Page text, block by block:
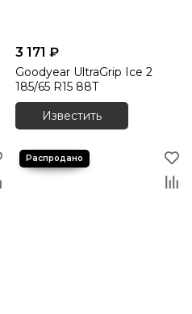
3 171 ₽
Goodyear UltraGrip Ice 2
185/65 R15 88T
Известить